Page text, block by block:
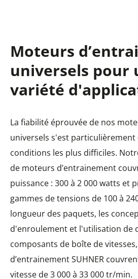
Moteurs
universels pour
variété
La fiabilité éprouvée de nos
universels s'est
conditions les plus difficiles.
de moteurs d’entrainement
puissance : 300 à 2 000 watts et
gammes de tensions de 100 à
longueur des paquets, les
d'enroulement et l'utilisation de
composants de boîte de
d’entrainement SUHNER
vitesse de 3 000 à 33 000 tr/min.